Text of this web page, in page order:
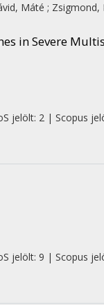
Máté ; Zsigmond,
in Severe
jelölt: 2 | Scopus
jelölt: 9 | Scopus